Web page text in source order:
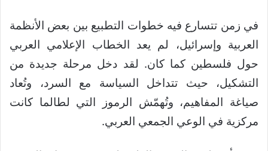
في زمن تتسارع فيه خطوات التطبيع بين بعض الأنظمة
العربية وإسرائيل، لم يعد الخطاب الإعلامي العربي
حول فلسطين كما كان. لقد دخل مرحلة جديدة من
التشكيل، حيث تتداخل السياسة مع السرد، وتُعاد
صياغة المفاهيم، وتُهمّش الرموز التي لطالما كانت
مركزية في الوعي الجمعي العربي.